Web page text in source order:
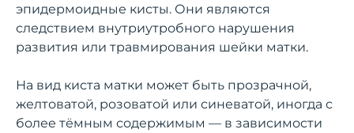
эпидермоидные кисты. Они являются
следствием внутриутробного нарушения
развития или травмирования шейки матки.
На вид киста матки может быть прозрачной,
желтоватой, розоватой или синеватой, иногда с
более тёмным содержимым — в зависимости